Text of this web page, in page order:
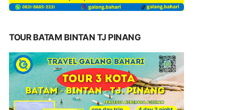
TOUR BATAM BINTAN TJ PINANG